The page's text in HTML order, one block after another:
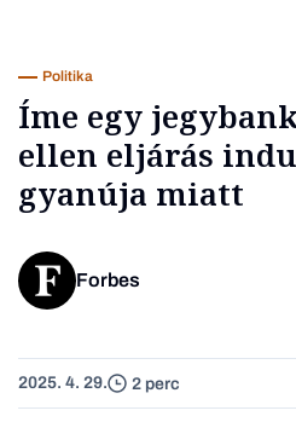
Politika
Íme egy
ellen eljárás
gyanúja miatt
Forbes
2025. 4. 29. 2 perc